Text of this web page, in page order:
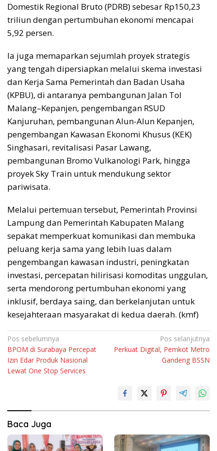
Domestik Regional Bruto (PDRB) sebesar Rp150,23
triliun dengan pertumbuhan ekonomi mencapai
5,92 persen.
Ia juga memaparkan sejumlah proyek strategis
yang tengah dipersiapkan melalui skema investasi
dan Kerja Sama Pemerintah dan Badan Usaha
(KPBU), di antaranya pembangunan Jalan Tol
Malang–Kepanjen, pengembangan RSUD
Kanjuruhan, pembangunan Alun-Alun Kepanjen,
pengembangan Kawasan Ekonomi Khusus (KEK)
Singhasari, revitalisasi Pasar Lawang,
pembangunan Bromo Vulkanologi Park, hingga
proyek Sky Train untuk mendukung sektor
pariwisata.
Melalui pertemuan tersebut, Pemerintah Provinsi
Lampung dan Pemerintah Kabupaten Malang
sepakat memperkuat komunikasi dan membuka
peluang kerja sama yang lebih luas dalam
pengembangan kawasan industri, peningkatan
investasi, percepatan hilirisasi komoditas unggulan,
serta mendorong pertumbuhan ekonomi yang
inklusif, berdaya saing, dan berkelanjutan untuk
kesejahteraan masyarakat di kedua daerah. (kmf)
Navigasi
pos
Pos sebelumnya
BPOM di Surabaya Percepat
Izin Edar Produk Nasional
Lewat One Stop Services
Pos selanjutnya
Perkuat Digital, Pemkot Metro
Gandeng BSSN
Baca Juga